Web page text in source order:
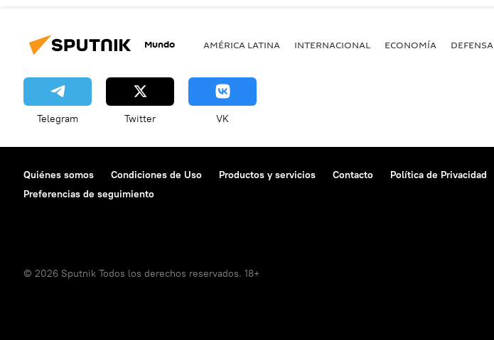
Mundo AMÉRICA LATINA INTERNACIONAL ECONOMÍA DEFENSA
Telegram Twitter VK
Quiénes somos Condiciones de Uso Productos y servicios Contacto Política de Privacidad
Preferencias de seguimiento
© 2026 Sputnik Todos los derechos reservados. 18+